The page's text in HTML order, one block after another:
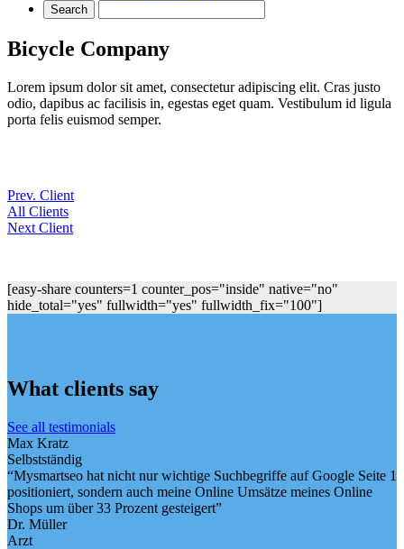
Bicycle Company
Lorem ipsum dolor sit amet, consectetur adipiscing elit. Cras justo
odio, dapibus ac facilisis in, egestas eget quam. Vestibulum id ligula
porta felis euismod semper.
Prev. Client
All Clients
Next Client
[easy-share counters=1 counter_pos="inside" native="no"
hide_total="yes" fullwidth="yes" fullwidth_fix="100"]
What clients say
See all testimonials
Max Kratz
Selbstständig
“Mysmartseo hat nicht nur wichtige Suchbegriffe auf Google Seite 1
positioniert, sondern auch meine Online Umsätze meines Online
Shops um über 33 Prozent gesteigert”
Dr. Müller
Arzt